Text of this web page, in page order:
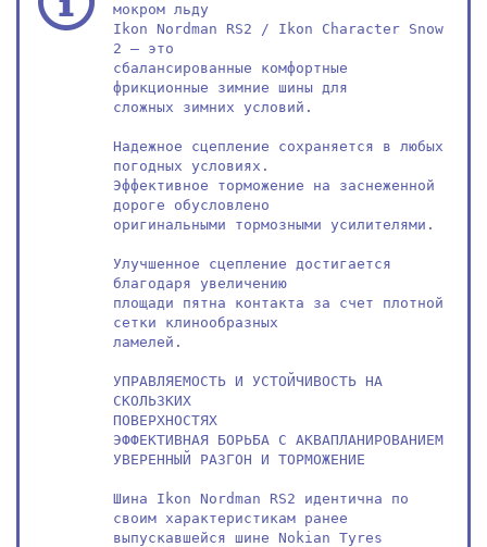
мокром льду
Ikon Nordman RS2 / Ikon Character Snow
2 – это
сбалансированные комфортные
фрикционные зимние шины для
сложных зимних условий.
Надежное сцепление сохраняется в любых
погодных условиях.
Эффективное торможение на заснеженной
дороге обусловлено
оригинальными тормозными усилителями.
Улучшенное сцепление достигается
благодаря увеличению
площади пятна контакта за счет плотной
сетки клинообразных
ламелей.
УПРАВЛЯЕМОСТЬ И УСТОЙЧИВОСТЬ НА
СКОЛЬЗКИХ
ПОВЕРХНОСТЯХ
ЭФФЕКТИВНАЯ БОРЬБА С АКВАПЛАНИРОВАНИЕМ
УВЕРЕННЫЙ РАЗГОН И ТОРМОЖЕНИЕ
Шина Ikon Nordman RS2 идентична по
своим характеристикам ранее
выпускавшейся шине Nokian Tyres